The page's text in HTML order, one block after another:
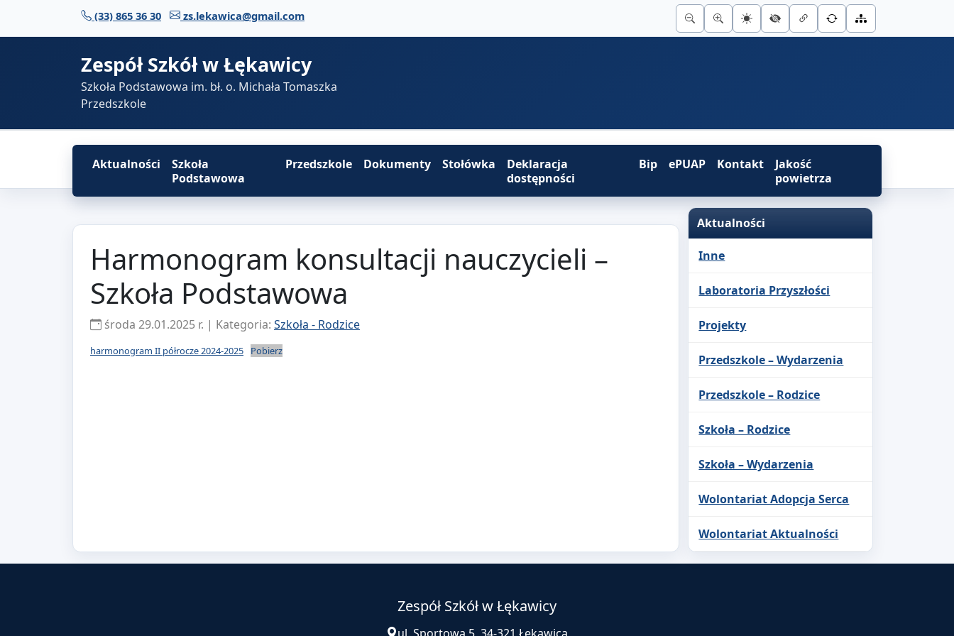
Przejdź do treści (33) 865 36 30 zs.lekawica@gmail.com
Zespół Szkół w Łękawicy
Szkoła Podstawowa im. bł. o. Michała Tomaszka
Przedszkole
Aktualności
Szkoła
Podstawowa
Przedszkole Dokumenty Stołówka
Deklaracja
dostępności
Bip ePUAP Kontakt
Jakość
powietrza
Harmonogram konsultacji nauczycieli –
Szkoła Podstawowa
środa 29.01.2025 r. | Kategoria: Szkoła - Rodzice
harmonogram II półrocze 2024-2025 Pobierz
Aktualności
Inne
Laboratoria Przyszłości
Projekty
Przedszkole – Wydarzenia
Przedszkole – Rodzice
Szkoła – Rodzice
Szkoła – Wydarzenia
Wolontariat Adopcja Serca
Wolontariat Aktualności
Zespół Szkół w Łękawicy